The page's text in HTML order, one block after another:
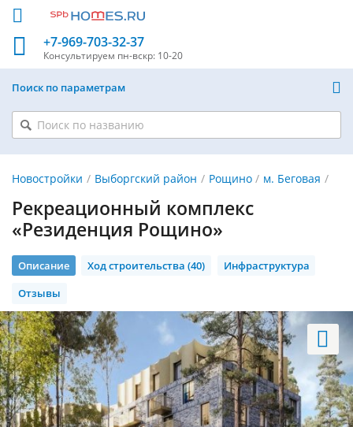
+7-969-703-32-37
Консультируем пн-вскр: 10-20
Поиск по параметрам
Новостройки Выборгский район Рощино м. Беговая
Рекреационный комплекс
«Резиденция Рощино»
Описание Ход строительства (40)
Инфраструктура
Отзывы